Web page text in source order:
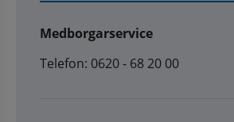
Medborgarservice
Telefon: 0620 - 68 20 00